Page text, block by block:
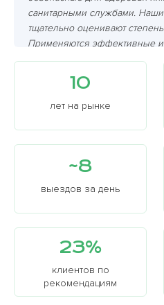
санитарными службами.
тщательно оценивают
Применяются эффективные
средства, проводятся
чтобы убедиться, что блохи
Гарантируем высокое
подтверждается отзывами
Эффективное избавление
Самостоятельные попытки
оказаться
местах, таких как щели,
дезинсекторы
специальные химикаты, а
регулярные
предотвратить повторное
10
лет на рынке
~8
выездов за день
23%
клиентов по
рекомендациям